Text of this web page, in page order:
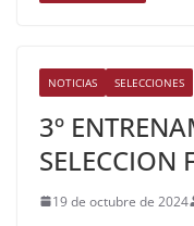
NOTICIAS SELECCIONES
3º
19 de octubre de 2024